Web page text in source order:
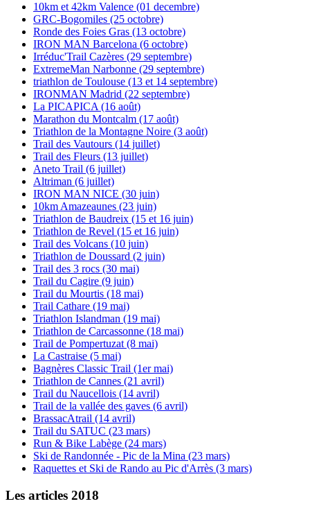
10km et 42km Valence (01 decembre)
GRC-Bogomiles (25 octobre)
Ronde des Foies Gras (13 octobre)
IRON MAN Barcelona (6 octobre)
Irréduc'Trail Cazères (29 septembre)
ExtremeMan Narbonne (29 septembre)
triathlon de Toulouse (13 et 14 septembre)
IRONMAN Madrid (22 septembre)
La PICAPICA (16 août)
Marathon du Montcalm (17 août)
Triathlon de la Montagne Noire (3 août)
Trail des Vautours (14 juillet)
Trail des Fleurs (13 juillet)
Aneto Trail (6 juillet)
Altriman (6 juillet)
IRON MAN NICE (30 juin)
10km Amazeaunes (23 juin)
Triathlon de Baudreix (15 et 16 juin)
Triathlon de Revel (15 et 16 juin)
Trail des Volcans (10 juin)
Triathlon de Doussard (2 juin)
Trail des 3 rocs (30 mai)
Trail du Cagire (9 juin)
Trail du Mourtis (18 mai)
Trail Cathare (19 mai)
Triathlon Islandman (19 mai)
Triathlon de Carcassonne (18 mai)
Trail de Pompertuzat (8 mai)
La Castraise (5 mai)
Bagnères Classic Trail (1er mai)
Triathlon de Cannes (21 avril)
Trail du Naucellois (14 avril)
Trail de la vallée des gaves (6 avril)
BrassacAtrail (14 avril)
Trail du SATUC (23 mars)
Run & Bike Labège (24 mars)
Ski de Randonnée - Pic de la Mina (23 mars)
Raquettes et Ski de Rando au Pic d'Arrès (3 mars)
Les articles 2018